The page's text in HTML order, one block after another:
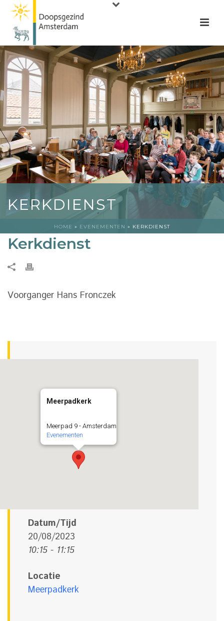
KERKDIENST
HOME » EVENEMENTEN » KERKDIENST
Kerkdienst
Voorganger Hans Fronczek
Meerpadkerk
Meerpad 9 - Amsterdam
Evenementen
Datum/Tijd
20/08/2023
10:15 - 11:15
Locatie
Meerpadkerk